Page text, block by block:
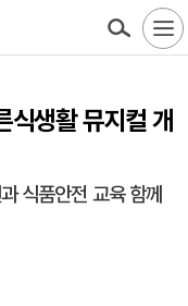
식생활 뮤지컬 개
식품안전 교육 함께